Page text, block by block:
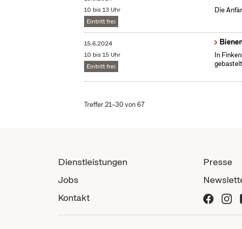
10 bis 13 Uhr
Eintritt frei
Die
15.6.2024
10 bis 15 Uhr
Eintritt frei
In
Treffer 21–30 von 67
Dienstleistungen
Jobs
Kontakt
Presse